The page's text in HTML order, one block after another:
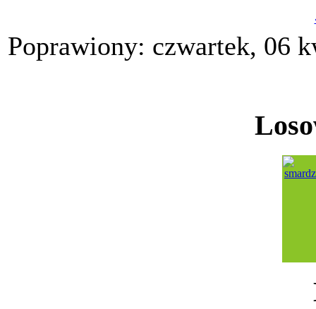
Poprawiony: czwartek, 06